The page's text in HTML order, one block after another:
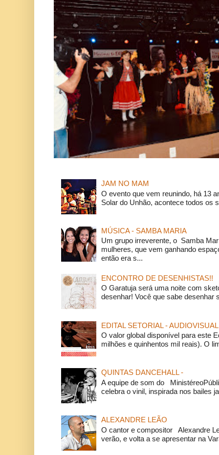
JAM NO MAM
O evento que vem reunindo, há 13
Solar do Unhão, acontece todos os
MÚSICA - SAMBA MARIA
Um grupo irreverente, o Samba
mulheres, que vem ganhando
então era s...
ENCONTRO DE DESENHISTAS!!
O Garatuja será uma noite com
desenhar! Você que sabe desenhar
EDITAL SETORIAL - AUDIOVISUAL
O valor global disponível para este
milhões e quinhentos mil reais). O
QUINTAS DANCEHALL -
A equipe de som do
celebra o vinil, inspirada nos bailes
ALEXANDRE LEÃO
O cantor e compositor Alexandre
verão, e volta a se apresentar na